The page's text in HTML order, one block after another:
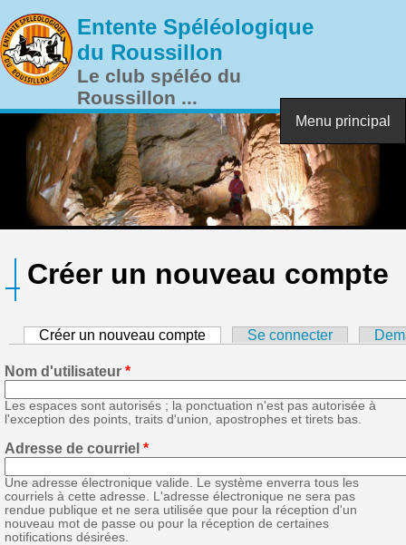
Entente Spéléologique
du Roussillon
Le club spéléo du
Roussillon ...
Menu principal
Créer un nouveau compte
Créer un nouveau compte (onglet actif)Se connecter
Nom d'utilisateur *
Les espaces sont autorisés ; la ponctuation n'est pas autorisée à
l'exception des points, traits d'union, apostrophes et tirets bas.
Adresse de courriel *
Une adresse électronique valide. Le système enverra tous les
courriels à cette adresse. L'adresse électronique ne sera pas
rendue publique et ne sera utilisée que pour la réception d'un
nouveau mot de passe ou pour la réception de certaines
notifications désirées.